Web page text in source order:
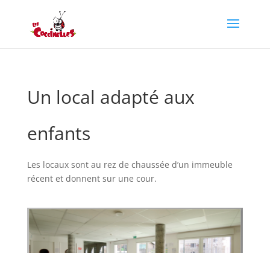
Un local adapté aux
enfants
Les locaux sont au rez de chaussée d’un immeuble
récent et donnent sur une cour.